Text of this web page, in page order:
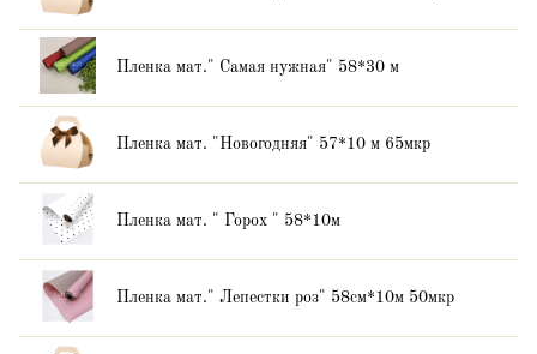
Пленка мат." Самая нужная" 58*30 м
Пленка мат. "Новогодняя" 57*10 м 65мкр
Пленка мат. " Горох " 58*10м
Пленка мат." Лепестки роз" 58см*10м 50мкр